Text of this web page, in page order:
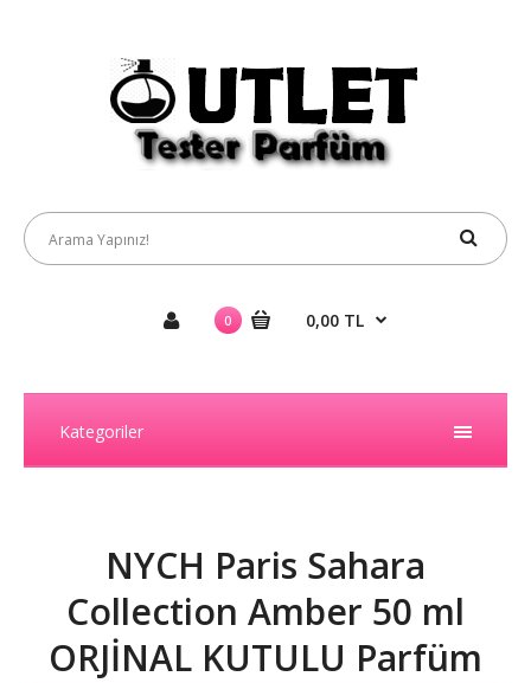
0 0,00 TL
Kategoriler
NYCH Paris Sahara
Collection Amber 50 ml
ORJİNAL KUTULU Parfüm